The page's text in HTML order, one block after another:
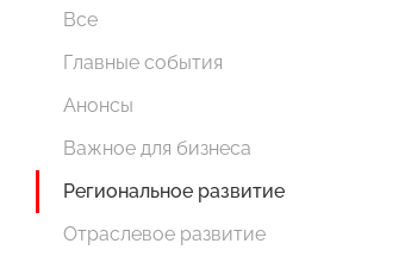
Все
Главные события
Анонсы
Важное для бизнеса
Региональное развитие
Отраслевое развитие